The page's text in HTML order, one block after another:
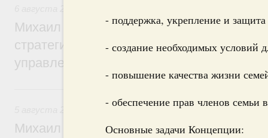
- поддержка, укрепление и
- создание необходимых условий
- повышение качества жизни
- обеспечение прав членов семьи
Основные задачи Концепции:
Михаил Мишустин дал поручения по
стратегической сессии о
управления научно-технологическим
Вопросы производительности труда и
Михаил Мишустин дал поручения по